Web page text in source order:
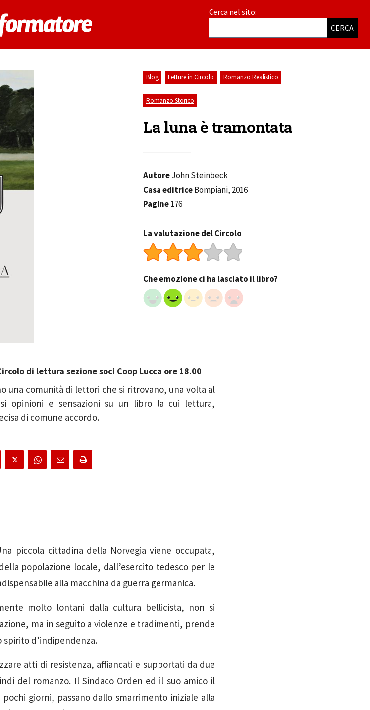
Cerca nel sito:
CERCA
Blog Letture in Circolo Romanzo Realistico
Romanzo Storico
La luna è tramontata
AutoreJohn Steinbeck
Casa editriceBompiani, 2016
Pagine176
La valutazione del Circolo
Che emozione ci ha lasciato il libro?
di lettura sezione soci Coop Lucca ore 18.00
una comunità di lettori che si ritrovano, una volta al
opinioni e sensazioni su un libro la cui lettura,
di comune accordo.
piccola cittadina della Norvegia viene occupata,
popolazione locale, dall’esercito tedesco per le
alla macchina da guerra germanica.
molto lontani dalla cultura bellicista, non si
ma in seguito a violenze e tradimenti, prende
spirito d’indipendenza.
atti di resistenza, affiancati e supportati da due
del romanzo. Il Sindaco Orden ed il suo amico il
giorni, passano dallo smarrimento iniziale alla